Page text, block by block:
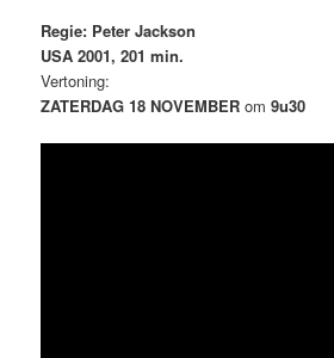
Regie: Peter Jackson
USA 2001, 201 min.
Vertoning:
ZATERDAG 18 NOVEMBERom9u30